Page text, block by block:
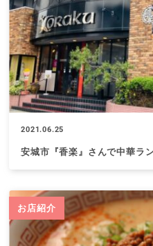
2021.06.25
安城市『香楽』さんで中華ラ
お店紹介